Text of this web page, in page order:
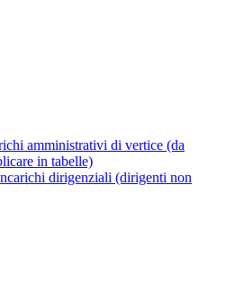
amministrativi di vertice (da
in tabelle)
dirigenziali (dirigenti non